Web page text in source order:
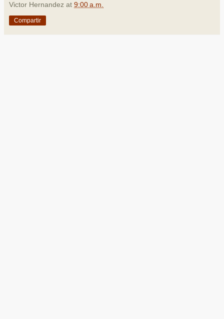
Victor Hernandez at 9:00 a.m.
Compartir